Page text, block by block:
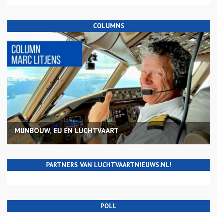
COLUMNS
MIJNBOUW, EU EN LUCHTVAART
PARTNERS VAN LUCHTVAARTNIEUWS.NL!
POLL